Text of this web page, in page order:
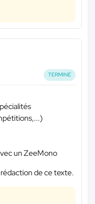
TERMINÉ
un ZeeMono
de ce texte.